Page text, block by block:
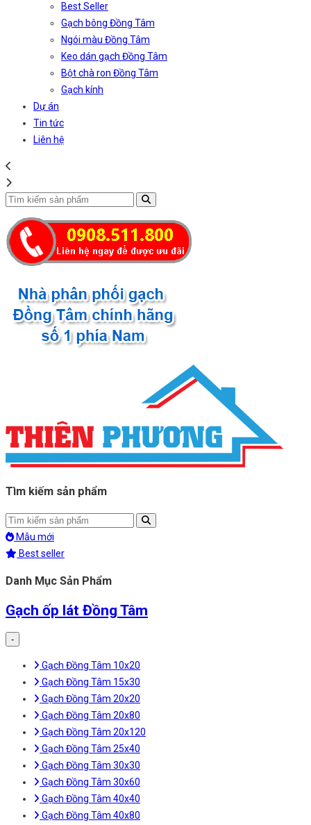
Best Seller
Gạch bông Đồng Tâm
Ngói màu Đồng Tâm
Keo dán gạch Đồng Tâm
Bột chà ron Đồng Tâm
Gạch kính
Dự án
Tin tức
Liên hệ
Tìm kiếm sản phẩm
Mẫu mới
Best seller
Danh Mục Sản Phẩm
Gạch ốp lát Đồng Tâm
-
Gạch Đồng Tâm 10x20
Gạch Đồng Tâm 15x30
Gạch Đồng Tâm 20x20
Gạch Đồng Tâm 20x80
Gạch Đồng Tâm 20x120
Gạch Đồng Tâm 25x40
Gạch Đồng Tâm 30x30
Gạch Đồng Tâm 30x60
Gạch Đồng Tâm 40x40
Gạch Đồng Tâm 40x80